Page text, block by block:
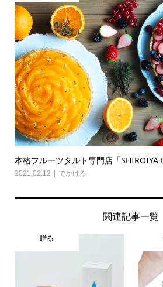
本格フルーツタルト専門店「SHIROIYA
2021.02.12 でかける
関連記事一覧
贈る